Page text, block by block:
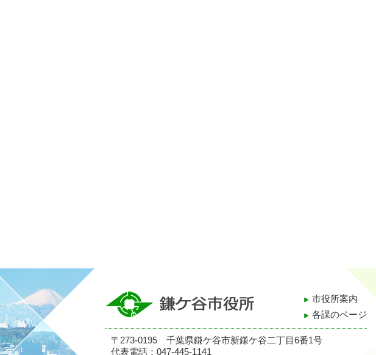
市役所案内
各課のページ
〒273-0195 千葉県鎌ケ谷市新鎌ケ谷二丁目6番1号
代表電話：047-445-1141